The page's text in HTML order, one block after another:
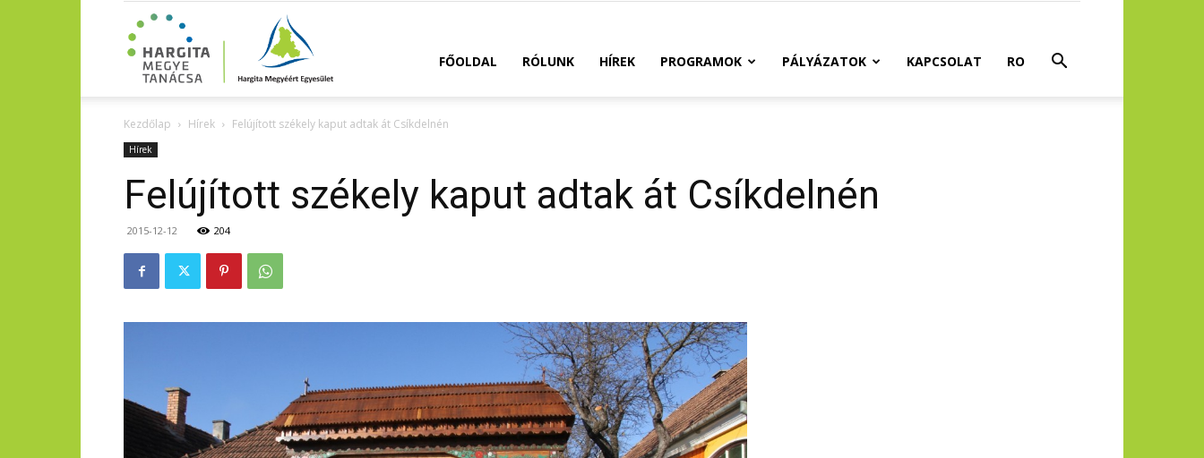
FŐOLDAL RÓLUNK HÍREK PROGRAMOK PÁLYÁZATOK KAPCSOLAT RO
Kezdőlap Hírek Felújított székely kaput adtak át Csíkdelnén
Hírek
Felújított székely kaput adtak át Csíkdelnén
2015-12-12 204